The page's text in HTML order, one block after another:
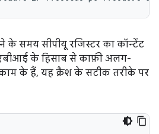
के समय सीपीयू रजिस्टर का कॉन्टेंट
के हिसाब से काफ़ी अलग-
के हैं, यह क्रैश के सटीक तरीके पर